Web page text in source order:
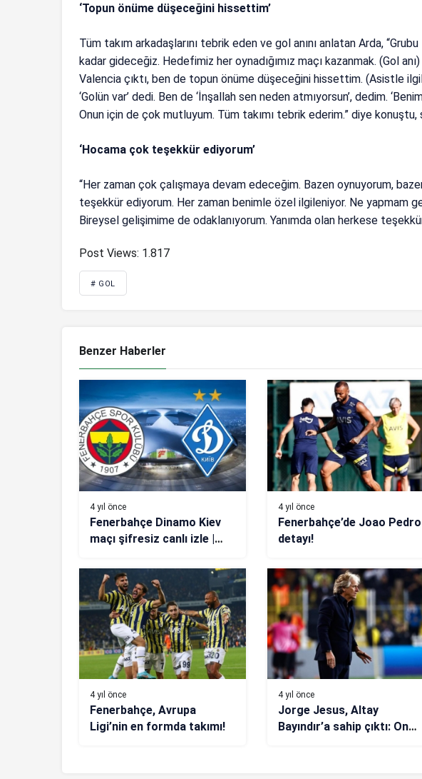
‘Topun önüme düşeceğini hissettim’
Tüm takım arkadaşlarını tebrik eden ve gol anını anlatan Arda,
kadar gideceğiz. Hedefimiz her oynadığımız maçı kazanmak. (Gol
Valencia çıktı, ben de topun önüme düşeceğini hissettim. (Asistle
‘Golün var’ dedi. Ben de ‘İnşallah sen neden atmıyorsun’, dedim.
Onun için de çok mutluyum. Tüm takımı tebrik ederim.” diye
‘Hocama çok teşekkür ediyorum’
“Her zaman çok çalışmaya devam edeceğim. Bazen oynuyorum,
teşekkür ediyorum. Her zaman benimle özel ilgileniyor. Ne yapmam
Bireysel gelişimime de odaklanıyorum. Yanımda olan herkese
Post Views: 1.817
# GOL
Benzer Haberler
4 yıl önce
Fenerbahçe Dinamo Kiev
maçı şifresiz canlı izle |
Exxen canlı yayın
4 yıl önce
Fenerbahçe’de Joao Pedro
detayı!
4 yıl önce
Fenerbahçe, Avrupa
Ligi’nin en formda takımı!
4 yıl önce
Jorge Jesus, Altay
Bayındır’a sahip çıktı: Ona